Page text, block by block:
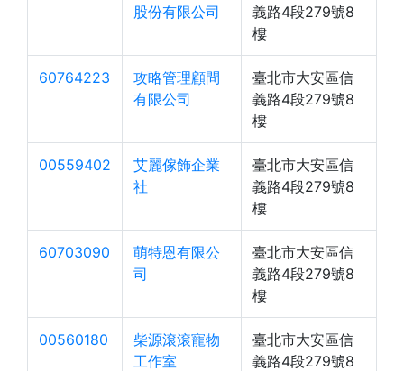
股份有限公司
義路4段279號8
樓
60764223
攻略管理顧問
有限公司
臺北市大安區信
義路4段279號8
樓
00559402
艾麗傢飾企業
社
臺北市大安區信
義路4段279號8
樓
60703090
萌特恩有限公
司
臺北市大安區信
義路4段279號8
樓
00560180
柴源滾滾寵物
工作室
臺北市大安區信
義路4段279號8